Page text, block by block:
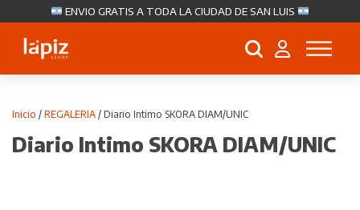
ENVIO GRATIS A TODA LA CIUDAD DE SAN LUIS
Búsqueda
Inicio / REGALERIA / Diario Intimo SKORA DIAM/UNIC
Diario Intimo SKORA DIAM/UNIC